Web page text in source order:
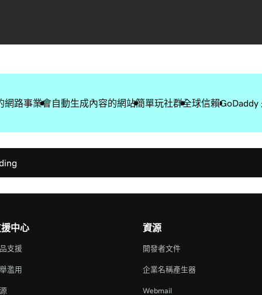
網路事業會自動生成內容的網站簡單玩社群全球信賴GoDaddy
援中心
支援
濫用
資源
開發者文件
企業名稱產生器
Webmail